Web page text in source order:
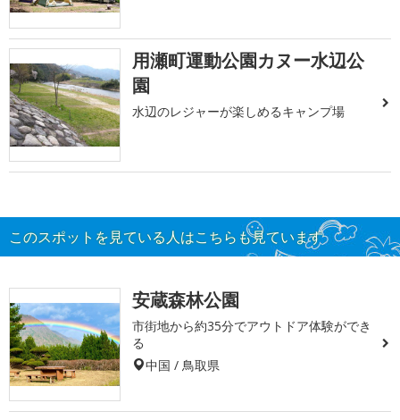
用瀬町運動公園カヌー水辺公
園
水辺のレジャーが楽しめるキャンプ場
このスポットを見ている人はこちらも見ています
安蔵森林公園
市街地から約35分でアウトドア体験ができ
る
中国 / 鳥取県